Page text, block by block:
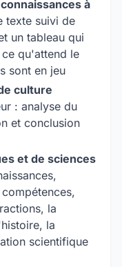
à
texte suivi de
un tableau qui
qu'attend le
sont en jeu
culture
: analyse du
et conclusion
et de sciences
la
la
scientifique